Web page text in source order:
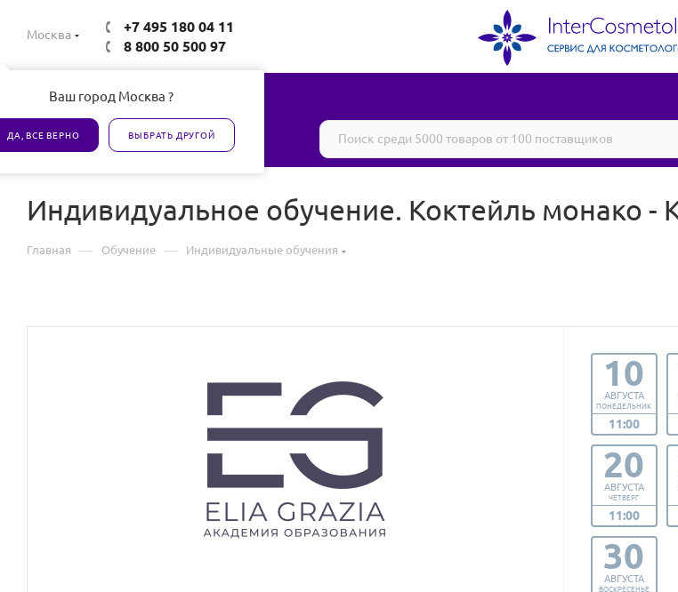
Москва
Ваш город Москва ?
ДА, ВСЕ ВЕРНО ВЫБРАТЬ ДРУГОЙ
+7 495 180 04 11
8 800 50 500 97
Все товары сертифицированы
Индивидуальное обучение. Коктейль монако -
Главная — Обучение — Индивидуальные обучения
10
АВГУСТА
ПОНЕДЕЛЬНИК
11:00
20
АВГУСТА
ЧЕТВЕРГ
11:00
30
АВГУСТА
ВОСКРЕСЕНЬЕ